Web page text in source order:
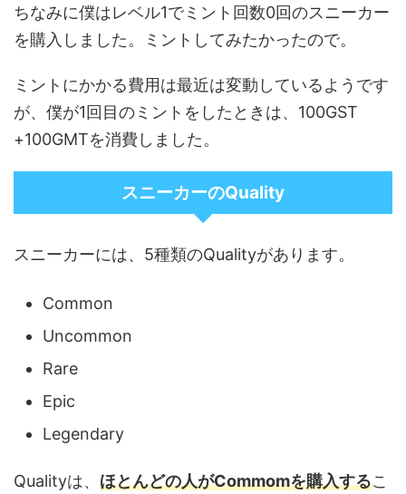
ちなみに僕はレベル1でミント回数0回のスニーカー
を購入しました。ミントしてみたかったので。
ミントにかかる費用は最近は変動しているようです
が、僕が1回目のミントをしたときは、100GST
+100GMTを消費しました。
スニーカーのQuality
スニーカーには、5種類のQualityがあります。
Common
Uncommon
Rare
Epic
Legendary
Qualityは、 ほとんどの人がCommomを購入するこ